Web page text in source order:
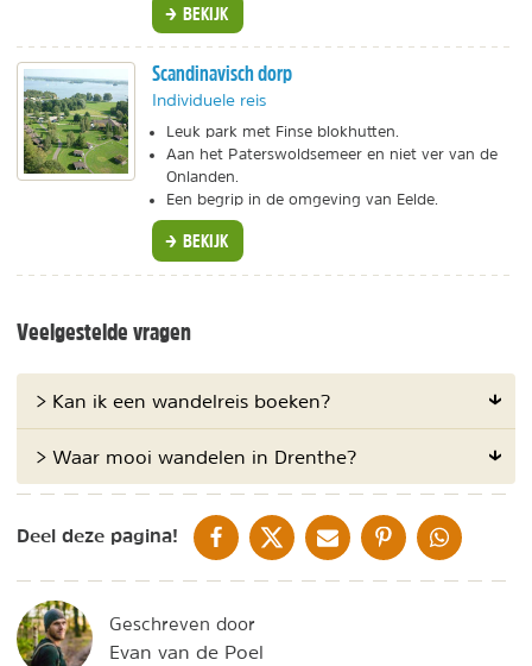
BEKIJK
Scandinavisch dorp
Individuele reis
Leuk park met Finse blokhutten.
Aan het Paterswoldsemeer en niet ver van de
Onlanden.
Een begrip in de omgeving van Eelde.
BEKIJK
Veelgestelde vragen
> Kan ik een wandelreis boeken?
> Waar mooi wandelen in Drenthe?
Deel deze pagina! DELEN OP FACEBOOK
DELEN OP XDELEN VIA DE MAIL
DELEN OP PINTEREST
DELEN OP
Geschreven door
Evan van de Poel